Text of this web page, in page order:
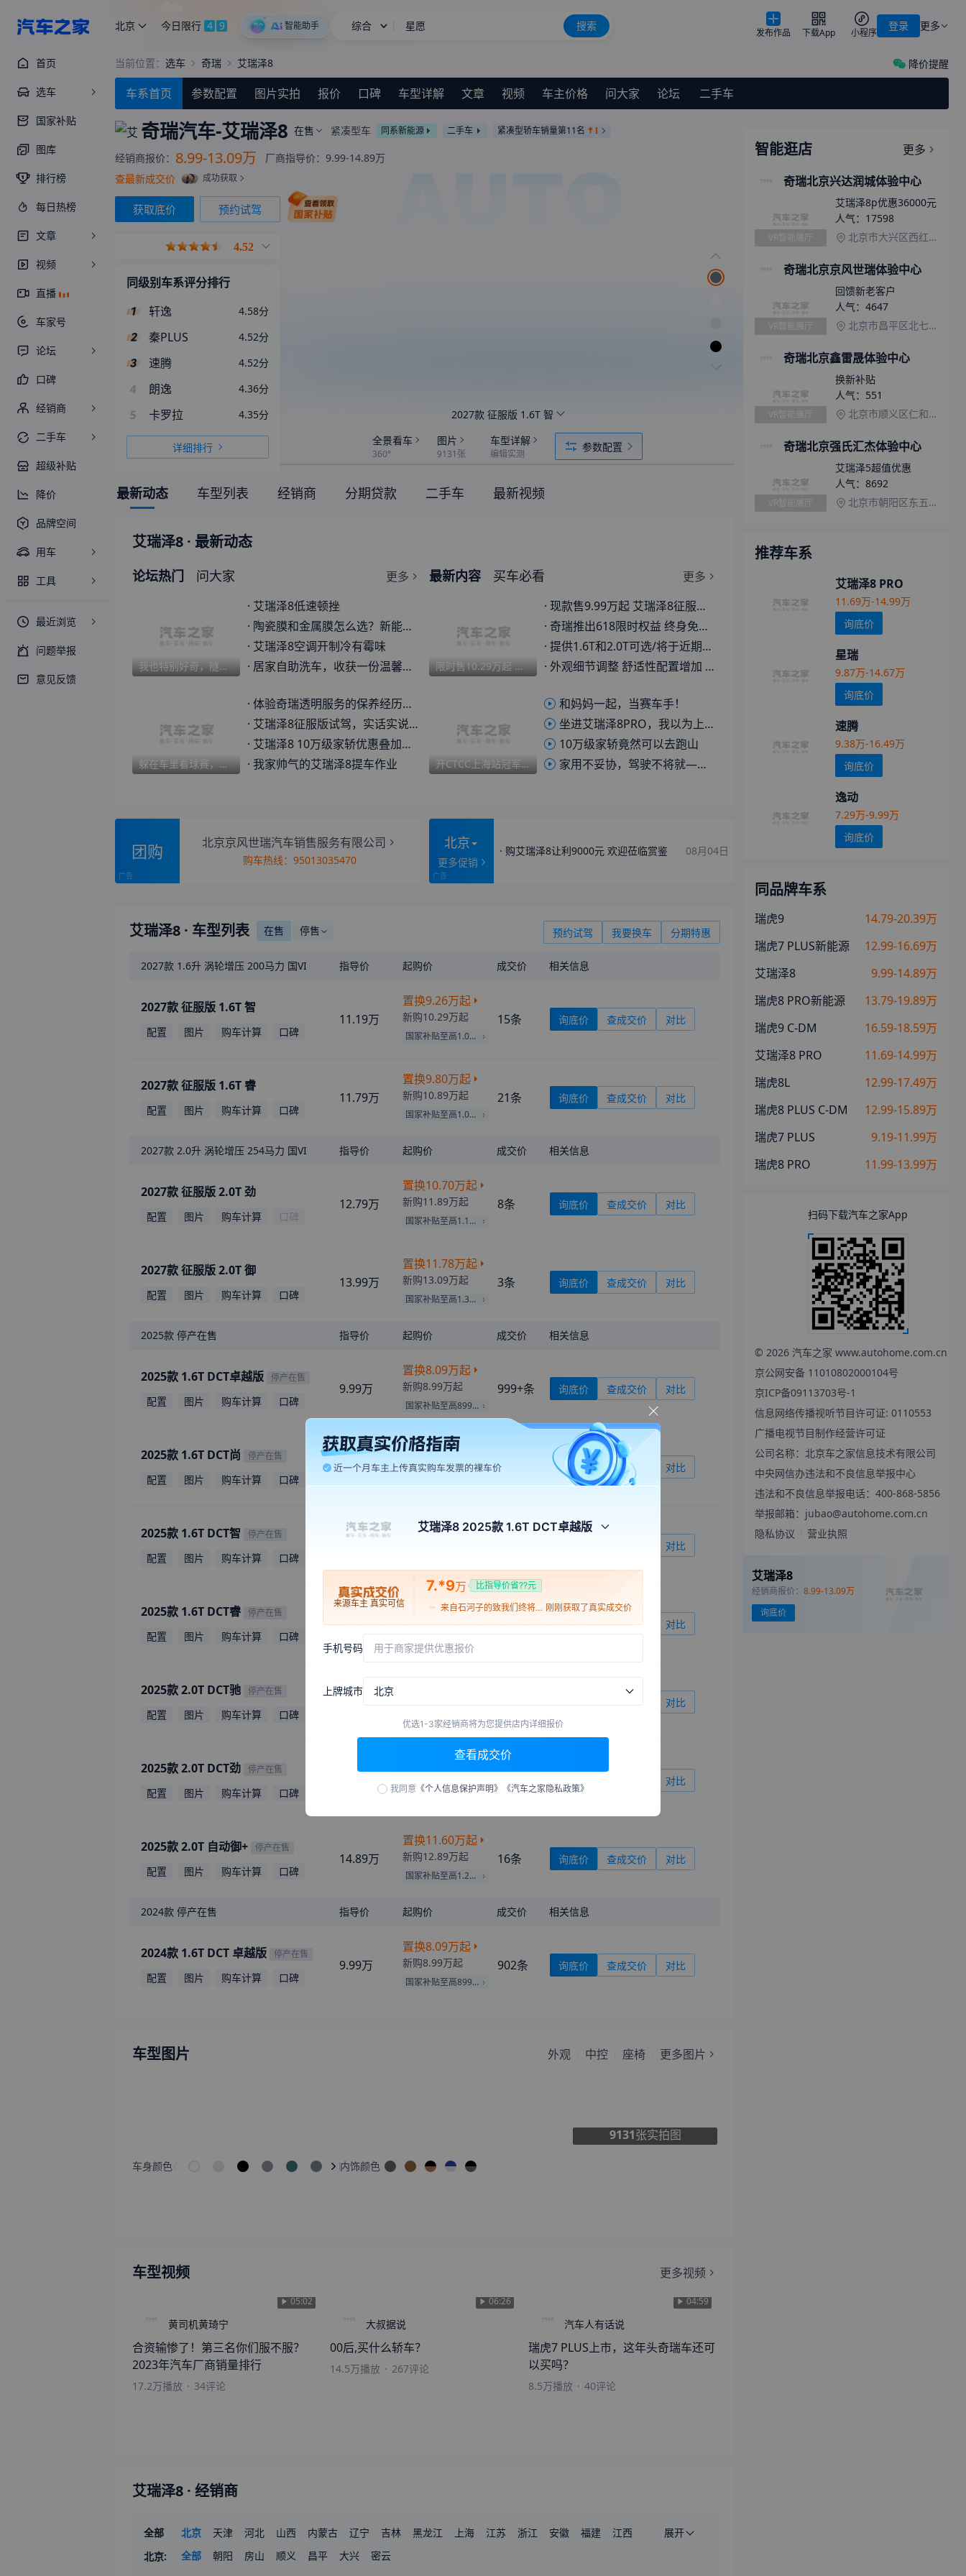
北京 今日限行 4 9 智能助手 综合 星愿 搜索 更多
登录
发布作品 下载App 小程序
首页
选车
国家补贴
图库
排行榜
每日热榜
文章
视频
直播
车家号
论坛
口碑
经销商
二手车
超级补贴
降价
品牌空间
用车
工具
最近浏览
问题举报
意见反馈
当前位置： 选车 奇瑞 艾瑞泽8 降价提醒
车系首页 参数配置 图片实拍 报价 口碑 车型详解 文章 视频 车主价格 问大家 论坛 二手车
奇瑞汽车-艾瑞泽8 在售 紧凑型车 同系新能源 二手车 紧凑型轿车销量第11名 1
经销商报价： 8.99-13.09万 厂商指导价： 9.99-14.89万
查最新成交价
成功获取
获取底价 预约试驾
4.52
同级别车系评分排行
轩逸
4.58分
秦PLUS 4.52分
速腾 4.52分
4 朗逸 4.36分
5 卡罗拉 4.35分
详细排行
2027款 征服版 1.6T 智
全景看车
360°
图片
9131张
车型详解
编辑实测
参数配置
最新动态 车型列表 经销商 分期贷款 二手车 最新视频
艾瑞泽8 · 最新动态
论坛热门 问大家 更多
我也特别好奇，隧道为什么要用大山压着呢?
· 艾瑞泽8低速顿挫
· 陶瓷膜和金属膜怎么选？新能源车适合哪种？
· 艾瑞泽8空调开制冷有霉味
· 居家自助洗车，收获一份温馨的小美好
躲在车里看球赛，这才是独属于我的快乐时光
· 体验奇瑞透明服务的保养经历，奇瑞还在app实时上传数据报告，
· 艾瑞泽8征服版试驾，实话实说，优缺点一并聊
· 艾瑞泽8 10万级家轿优惠叠加补贴，这价格水分有多大？
· 我家帅气的艾瑞泽8提车作业
最新内容 买车必看 更多
限时售10.29万起 艾瑞泽8征服版正式上市 外观/内饰均有升级
· 现款售9.99万起 艾瑞泽8征服版将于6月17日上市 主要针对细节升级
· 奇瑞推出618限时权益 终身免费基础保养999元限时抢购！
· 提供1.6T和2.0T可选/将于近期上市 奇瑞艾瑞泽8征服版官图发布
· 外观细节调整 舒适性配置增加 动力增强 奇瑞艾瑞泽8征服版实拍
开CTCC上海站冠军车型跑山是什么体验？艾瑞泽8带你山路狂飙
和妈妈一起，当赛车手！
坐进艾瑞泽8PRO，我以为上错了电车？
10万级家轿竟然可以去跑山
家用不妥协，驾驶不将就——艾瑞泽8征服版 给你答案！
团购 北京京风世瑞汽车销售服务有限公司
购车热线：95013035470
北京
更多促销
· 购艾瑞泽8让利9000元 欢迎莅临赏鉴 08月04日
艾瑞泽8 · 车型列表 在售 停售 预约试驾 我要换车 分期特惠
2027款 1.6升 涡轮增压 200马力 国VI 指导价 起购价 成交价 相关信息
2027款 征服版 1.6T 智
配置 图片 购车计算 口碑
11.19万
置换9.26万起
新购10.29万起
国家补贴至高1.03万
15条 询底价 查成交价 对比
2027款 征服版 1.6T 睿
配置 图片 购车计算 口碑
11.79万
置换9.80万起
新购10.89万起
国家补贴至高1.09万
21条 询底价 查成交价 对比
2027款 2.0升 涡轮增压 254马力 国VI 指导价 起购价 成交价 相关信息
2027款 征服版 2.0T 劲
配置 图片 购车计算 口碑
12.79万
置换10.70万起
新购11.89万起
国家补贴至高1.19万
8条 询底价 查成交价 对比
2027款 征服版 2.0T 御
配置 图片 购车计算 口碑
13.99万
置换11.78万起
新购13.09万起
国家补贴至高1.31万
3条 询底价 查成交价 对比
2025款 停产在售 指导价 起购价 成交价 相关信息
2025款 1.6T DCT卓越版 停产在售
配置 图片 购车计算 口碑
9.99万
置换8.09万起
新购8.99万起
国家补贴至高8990元
999+条 询底价 查成交价 对比
2025款 1.6T DCT尚 停产在售
配置 图片 购车计算 口碑
11.29万
置换8.36万起
新购9.29万起
国家补贴至高9290元
999+ 询底价 查成交价 对比
2025款 1.6T DCT智 停产在售
配置 图片 购车计算 口碑
置换9.26万起
对比
2025款 1.6T DCT睿 停产在售
配置 图片 购车计算 口碑
12.89万
置换 9.80万起
新购10.89万起 999+条 询底价 查成交价 对比
2025款 2.0T DCT驰 停产在售
配置 图片 购车计算 口碑
12.99万
国家补贴至高1.10万
999+条 询底价 查成交价 对比
2025款 2.0T DCT劲 停产在售
配置 图片 购车计算 口碑
10.61万起
999+条 对比
2025款 2.0T 自动御+ 停产在售
配置 图片 购车计算 口碑
14.89万
置换11.60万起
新购12.89万起
国家补贴至高1.29万
16条 询底价 查成交价 对比
2024款 停产在售 指导价 起购价 成交价 相关信息
2024款 1.6T DCT 卓越版 停产在售
配置 图片 购车计算 口碑
9.99万
置换8.09万起
新购8.99万起
国家补贴至高8990元
902条 询底价 查成交价 对比
车型图片 外观 中控 座椅 更多图片
9131张实拍图
车身颜色 内饰颜色
车型视频 更多视频
05:02
黄司机黄琦宁
合资输惨了！第三名你们服不服？
2023年汽车厂商销量排行
17.2万播放 · 34评论
06:26
大叔据说
00后,买什么轿车？
14.5万播放 · 267评论
04:59
汽车人有话说
瑞虎7 PLUS上市，这年头奇瑞车还可
以买吗？
8.5万播放 · 40评论
艾瑞泽8 · 经销商
全部 北京 天津 河北 山西 内蒙古 辽宁 吉林 黑龙江 上海 江苏 浙江 安徽 福建
江西
山东
河南 湖北 湖南 广东 广西 海南
展开
北京: 全部 朝阳 房山 顺义 昌平 大兴 密云
智能逛店
更多
奇瑞北京兴达润城体验中心
VR智能展厅
艾瑞泽8p优惠36000元
人气： 17598
北京市大兴区西红门镇金盛大街2号院22号楼1层101
奇瑞北京京风世瑞体验中心
VR智能展厅
回馈新老客户
人气： 4647
北京市昌平区北七家镇东三旗村村北北辰亚运村汽车交易市场内A三区12号
奇瑞北京鑫雷晟体验中心
VR智能展厅
换新补贴
人气： 551
北京市顺义区仁和地区山子坟村通顺路34号103室
奇瑞北京强氏汇杰体验中心
VR智能展厅
艾瑞泽5超值优惠
人气： 8692
北京市朝阳区东五环五方桥兴达汽车广场
推荐车系
艾瑞泽8 PRO
11.69万-14.99万
询底价
星瑞
9.87万-14.67万
询底价
速腾
9.38万-16.49万
询底价
逸动
7.29万-9.99万
询底价
同品牌车系
瑞虎9
14.79-20.39万
瑞虎7 PLUS新能源
12.99-16.69万
艾瑞泽8
9.99-14.89万
瑞虎8 PRO新能源
13.79-19.89万
瑞虎9 C-DM
16.59-18.59万
艾瑞泽8 PRO
11.69-14.99万
瑞虎8L
12.99-17.49万
瑞虎8 PLUS C-DM
12.99-15.89万
瑞虎7 PLUS
9.19-11.99万
瑞虎8 PRO
11.99-13.99万
扫码下载汽车之家App
© 2026汽车之家 www.autohome.com.cn
京公网安备 11010802000104号
京ICP备09113703号-1
信息网络传播视听节目许可证: 0110553
广播电视节目制作经营许可证
公司名称：北京车之家信息技术有限公司
中央网信办违法和不良信息举报中心
违法和不良信息举报电话：400-868-5856
举报邮箱：jubao@autohome.com.cn
隐私协议
营业执照
艾瑞泽8
经销商报价： 8.99-13.09万
询底价
艾瑞泽8 2025款 1.6T DCT卓越版
来源车主 真实可信
7.*9万 比指导价省??元
来自珠海 我是你的小可怜
刚刚获取了真实成交价
来自凉山
刚刚获取了真实成交价
刚刚获取了真实成交价
ve
刚刚获取了真实成交价
来自鹤岗的風之戀刚刚获取了真实成交价
来自石河子的致我们终将失
来自甘南的喜遇你.刚刚获取了真实成交价
来自天水
来自文山的Anonymous刚刚获取了真实成交价
来自阿拉善盟的大佬的二十
来自崇左的
娘
刚刚获取了真实成交价
冰柠檬的冬天
刚刚获取了真实成交价
WaitingforLo
刚刚获取了真实成交价
来自鹤岗
刚刚获取了真实成交价
Smilelikefl
ower
刚刚获取了真实成交价
刚刚获取了真实成交价
刚刚获取了真实成交价
刚刚获取了真实成交价
来自
文山的
手机号码 用于商家提供优惠报价
上牌城市 北京
优选1-3家经销商将为您提供店内详细报价
查看成交价
我同意 《个人信息保护声明》 《汽车之家隐私政策》